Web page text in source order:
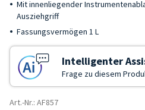
Mit innenliegender
Ausziehgriff
Fassungsvermögen 1 L
Intelligenter
Frage zu diesem
Art.-Nr.: AF857